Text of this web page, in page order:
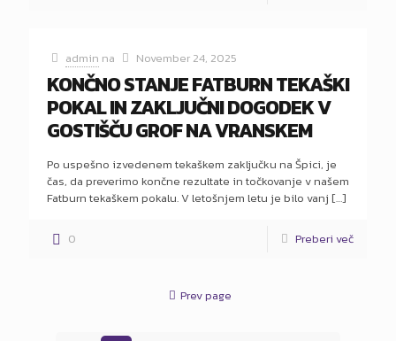
admin na November 24, 2025
KONČNO STANJE FATBURN TEKAŠKI
POKAL IN ZAKLJUČNI DOGODEK V
GOSTIŠČU GROF NA VRANSKEM
Po uspešno izvedenem tekaškem zaključku na Špici, je
čas, da preverimo končne rezultate in točkovanje v našem
Fatburn tekaškem pokalu. V letošnjem letu je bilo vanj […]
0 Preberi več
Prev page